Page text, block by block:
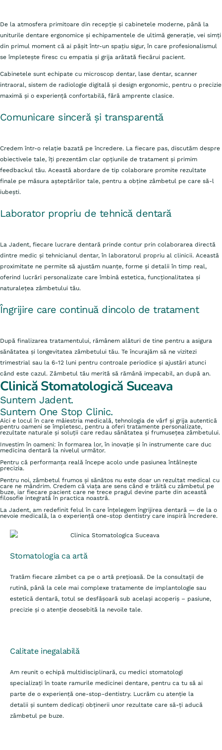
De la atmosfera primitoare din recepție și cabinetele moderne, până la
uniturile dentare ergonomice și echipamentele de ultimă generație, vei simți
din primul moment că ai pășit într-un spațiu sigur, în care profesionalismul
se împletește firesc cu empatia și grija arătată fiecărui pacient.
Cabinetele sunt echipate cu microscop dentar, lase dentar, scanner
intraoral, sistem de radiologie digitală și design ergonomic, pentru o precizie
maximă și o experiență confortabilă, fără amprente clasice.
Comunicare sinceră și transparentă
Credem într-o relație bazată pe încredere. La fiecare pas, discutăm despre
obiectivele tale, îți prezentăm clar opțiunile de tratament și primim
feedbackul tău. Această abordare de tip colaborare promite rezultate
finale pe măsura așteptărilor tale, pentru a obține zâmbetul pe care să-l
iubești.
Laborator propriu de tehnică dentară
La Jadent, fiecare lucrare dentară prinde contur prin colaborarea directă
dintre medic și tehnicianul dentar, în laboratorul propriu al clinicii. Această
proximitate ne permite să ajustăm nuanțe, forme și detalii în timp real,
oferind lucrări personalizate care îmbină estetica, funcționalitatea și
naturalețea zâmbetului tău.
Îngrijire care continuă dincolo de tratament
După finalizarea tratamentului, rămânem alături de tine pentru a asigura
sănătatea și longevitatea zâmbetului tău. Te încurajăm să ne vizitezi
trimestrial sau la 6-12 luni pentru controale periodice și ajustări atunci
când este cazul. Zâmbetul tău merită să rămână impecabil, an după an.
Clinică Stomatologică Suceava
Suntem Jadent.
Suntem One Stop Clinic.
Aici e locul în care măiestria medicală, tehnologia de vârf și grija autentică
pentru oameni se împletesc, pentru a oferi tratamente personalizate,
rezultate naturale și soluții care redau sănătatea și frumusețea zâmbetului.
Investim în oameni: în formarea lor, în inovație și în instrumente care duc
medicina dentară la nivelul următor.
Pentru că performanța reală începe acolo unde pasiunea întâlnește
precizia.
Pentru noi, zâmbetul frumos și sănătos nu este doar un rezultat medical cu
care ne mândrim. Credem că viața are sens când e trăită cu zâmbetul pe
buze, iar fiecare pacient care ne trece pragul devine parte din această
filosofie integrată în practica noastră.
La Jadent, am redefinit felul în care înțelegem îngrijirea dentară — de la o
nevoie medicală, la o experiență one-stop dentistry care inspiră încredere.
Stomatologia ca artă
Tratăm fiecare zâmbet ca pe o artă prețioasă. De la consultații de
rutină, până la cele mai complexe tratamente de implantologie sau
estetică dentară, totul se desfășoară sub același acoperiș – pasiune,
precizie și o atenție deosebită la nevoile tale.
Calitate inegalabilă
Am reunit o echipă multidisciplinară, cu medici stomatologi
specializați în toate ramurile medicinei dentare, pentru ca tu să ai
parte de o experiență one-stop-dentistry. Lucrăm cu atenție la
detalii și suntem dedicați obținerii unor rezultate care să-ți aducă
zâmbetul pe buze.